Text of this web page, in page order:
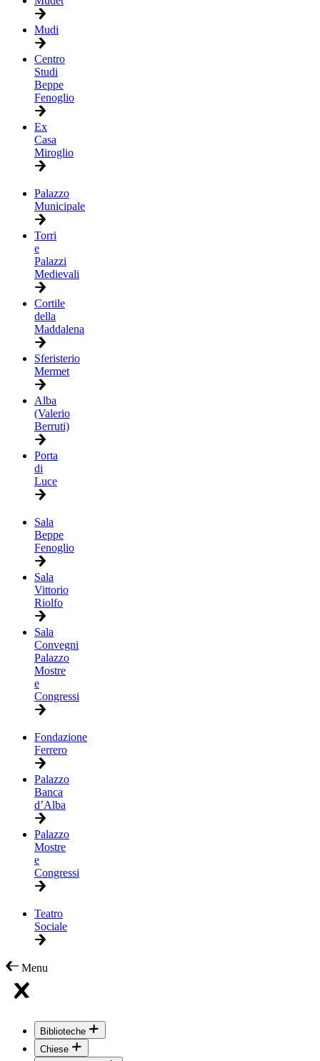
Mudi
Centro
Studi
Beppe
Fenoglio
Ex
Casa
Miroglio
Palazzo
Municipale
Torri
e
Palazzi
Medievali
Cortile
della
Maddalena
Sferisterio
Mermet
Alba
(Valerio
Berruti)
Porta
di
Luce
Sala
Beppe
Fenoglio
Sala
Vittorio
Riolfo
Sala
Convegni
Palazzo
Mostre
e
Congressi
Fondazione
Ferrero
Palazzo
Banca
d’Alba
Palazzo
Mostre
e
Congressi
Teatro
Sociale
Menu
Biblioteche
Chiese